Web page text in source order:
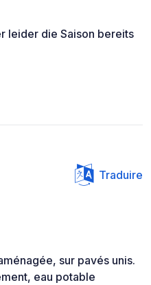
leider die Saison bereits
Traduire
sur pavés unis.
eau potable